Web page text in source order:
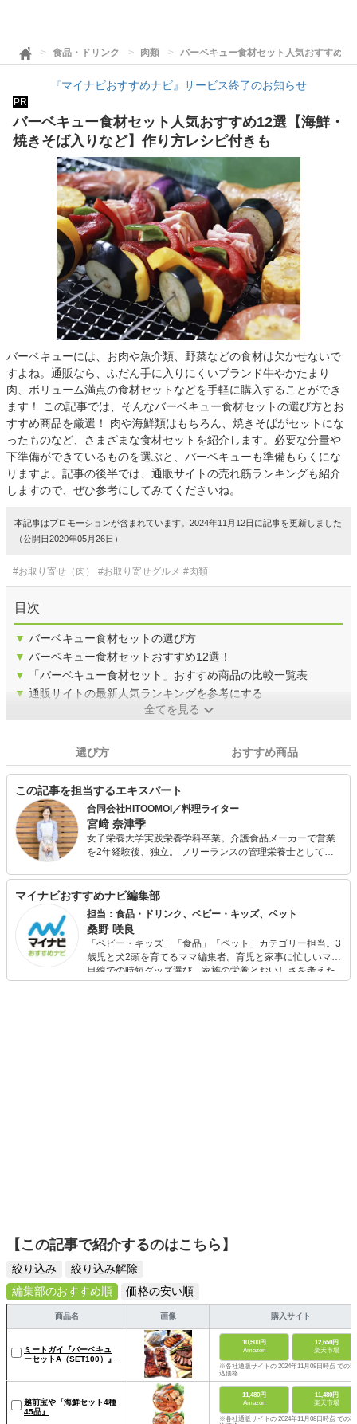
食品・ドリンク 肉類 バーベキュー食材セット人気おすすめ
『マイナビおすすめナビ』サービス終了のお知らせ
PR
バーベキュー食材セット人気おすすめ12選【海鮮・
焼きそば入りなど】作り方レシピ付きも
バーベキューには、お肉や魚介類、野菜などの食材は欠かせないで
すよね。通販なら、ふだん手に入りにくいブランド牛やかたまり
肉、ボリューム満点の食材セットなどを手軽に購入することができ
ます！ この記事では、そんなバーベキュー食材セットの選び方とお
すすめ商品を厳選！ 肉や海鮮類はもちろん、焼きそばがセットにな
ったものなど、さまざまな食材セットを紹介します。必要な分量や
下準備ができているものを選ぶと、バーベキューも準備もらくにな
りますよ。記事の後半では、通販サイトの売れ筋ランキングも紹介
しますので、ぜひ参考にしてみてくださいね。
本記事はプロモーションが含まれています。2024年11月12日に記事を更新しました
（公開日2020年05月26日）
#お取り寄せ（肉） #お取り寄せグルメ #肉類
目次
▼ バーベキュー食材セットの選び方
▼ バーベキュー食材セットおすすめ12選！
▼
「バーベキュー食材セット」おすすめ商品の比較一覧表
▼ 通販サイトの最新人気ランキングを参考にする
全てを見る
選び方 おすすめ商品
この記事を担当するエキスパート
合同会社HITOOMOI／料理ライター
宮﨑 奈津季
女子栄養大学実践栄養学科卒業。介護食品メーカーで営業
を2年経験後、独立。 フリーランスの管理栄養士として、
レシピ開発、撮影、記事の執筆を行う。 2019年1月に合同
会社HITOOMOIの創業メンバーとして参画。食・健康にか
かわるコンテンツ制作など幅広く活動中。誰かのための料
理、労わる料理、作り手も気負わない料理を大切にしてい
る。
マイナビおすすめナビ編集部
担当：食品・ドリンク、ベビー・キッズ、ペット
桑野 咲良
「ベビー・キッズ」「食品」「ペット」カテゴリー担当。3
歳児と犬2頭を育てるママ編集者。育児と家事に忙しいママ
目線での時短グッズ選び、家族の栄養とおいしさを考えた
食品選び、束の間のリラックスタイムを楽しむためのスイ
【この記事で紹介するのはこちら】
絞り込み
絞り込み解除
編集部のおすすめ順
価格の安い順
商品名 画像 購入サイト
ミートガイ『バーベキュ
ーセットA（SET100）』
10,500円
Amazon
12,650円
楽天市場
※各社通販サイトの 2024年11月08日時点 での税
込価格
越前宝や『海鮮セット4種
45品』
11,480円
Amazon
11,480円
楽天市場
※各社通販サイトの 2024年11月08日時点 での税